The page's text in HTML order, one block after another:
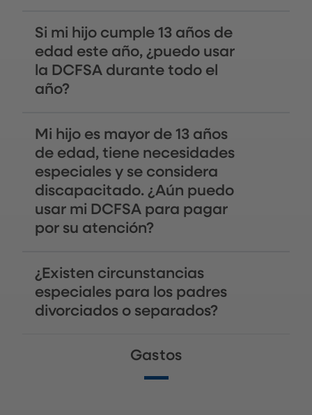
Si mi hijo cumple 13 años de
edad este año, ¿puedo usar
la DCFSA durante todo el
año?
Mi hijo es mayor de 13 años
de edad, tiene necesidades
especiales y se considera
discapacitado. ¿Aún puedo
usar mi DCFSA para pagar
por su atención?
¿Existen circunstancias
especiales para los padres
divorciados o separados?
Gastos